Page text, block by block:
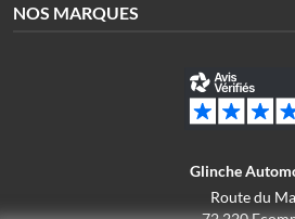
NOS MARQUES
Glinche
Route du